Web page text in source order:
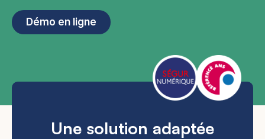
Démo en ligne
Une solution adaptée